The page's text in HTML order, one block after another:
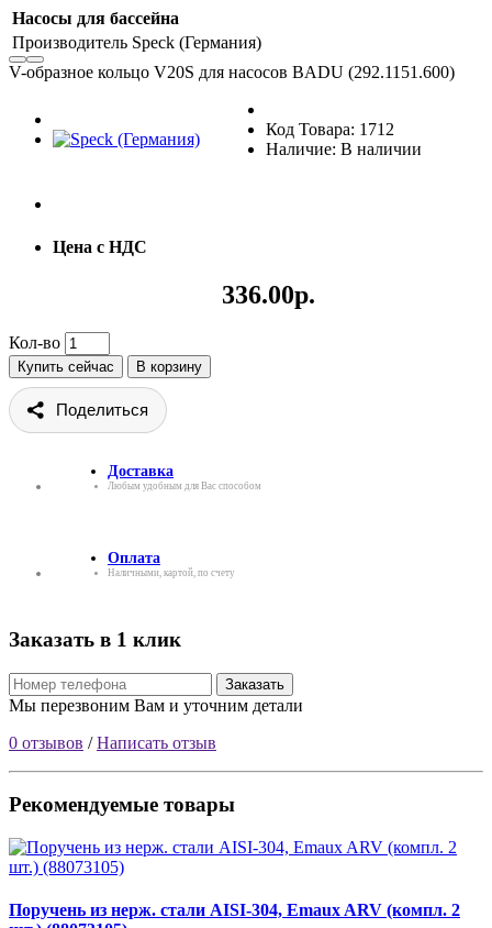
Насосы для бассейна
Производитель Speck (Германия)
V-образное кольцо V20S для насосов BADU (292.1151.600)
Код Товара: 1712
Наличие: В наличии
Цена с НДС
336.00р.
Кол-во
Купить сейчас В корзину
Поделиться
Доставка
Любым удобным для Вас способом
Оплата
Наличными, картой, по счету
Заказать в 1 клик
Заказать
Мы перезвоним Вам и уточним детали
0 отзывов /Написать отзыв
Рекомендуемые товары
Поручень из нерж. стали AISI-304, Emaux ARV (компл. 2